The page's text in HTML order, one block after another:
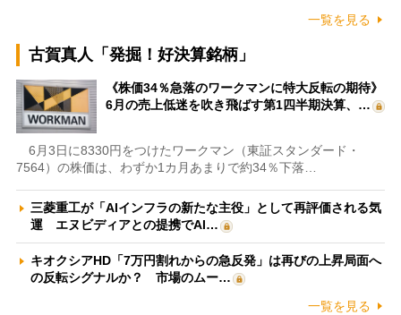
一覧を見る
古賀真人「発掘！好決算銘柄」
《株価34％急落のワークマンに特大反転の期待》
6月の売上低迷を吹き飛ばす第1四半期決算、…
6月3日に8330円をつけたワークマン（東証スタンダード・
7564）の株価は、わずか1カ月あまりで約34％下落…
三菱重工が「AIインフラの新たな主役」として再評価される気
運 エヌビディアとの提携でAI…
キオクシアHD「7万円割れからの急反発」は再びの上昇局面へ
の反転シグナルか？ 市場のムー…
一覧を見る